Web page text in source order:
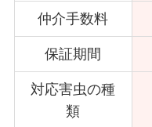
仲介手数料
保証期間
対応害虫の種
類